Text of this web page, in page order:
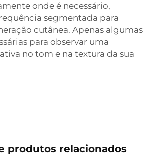
onde é necessário,
segmentada para
cutânea. Apenas algumas
para observar uma
no tom e na textura da sua
produtos relacionados